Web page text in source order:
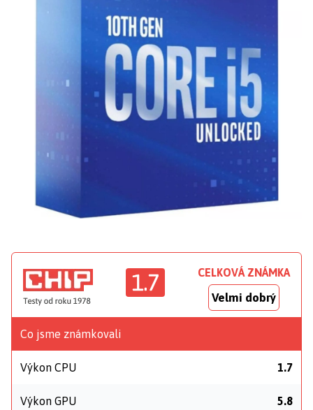
1.7 CELKOVÁ ZNÁMKA
Velmi dobrý
Co jsme známkovali
Výkon CPU 1.7
Výkon GPU 5.8